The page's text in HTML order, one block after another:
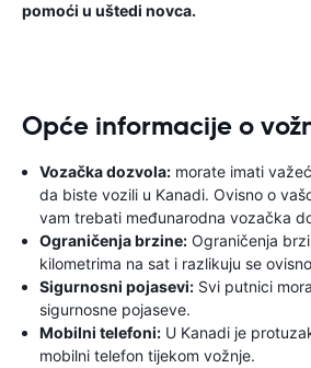
pomoći u uštedi novca.
Opće informacije o
Vozačka dozvola: morate imati
da biste vozili u Kanadi. Ovisno o
vam trebati međunarodna vozačka
Ograničenja brzine: Ograničenja
kilometrima na sat i razlikuju se
Sigurnosni pojasevi: Svi putnici
sigurnosne pojaseve.
Mobilni telefoni: U Kanadi je
mobilni telefon tijekom vožnje.